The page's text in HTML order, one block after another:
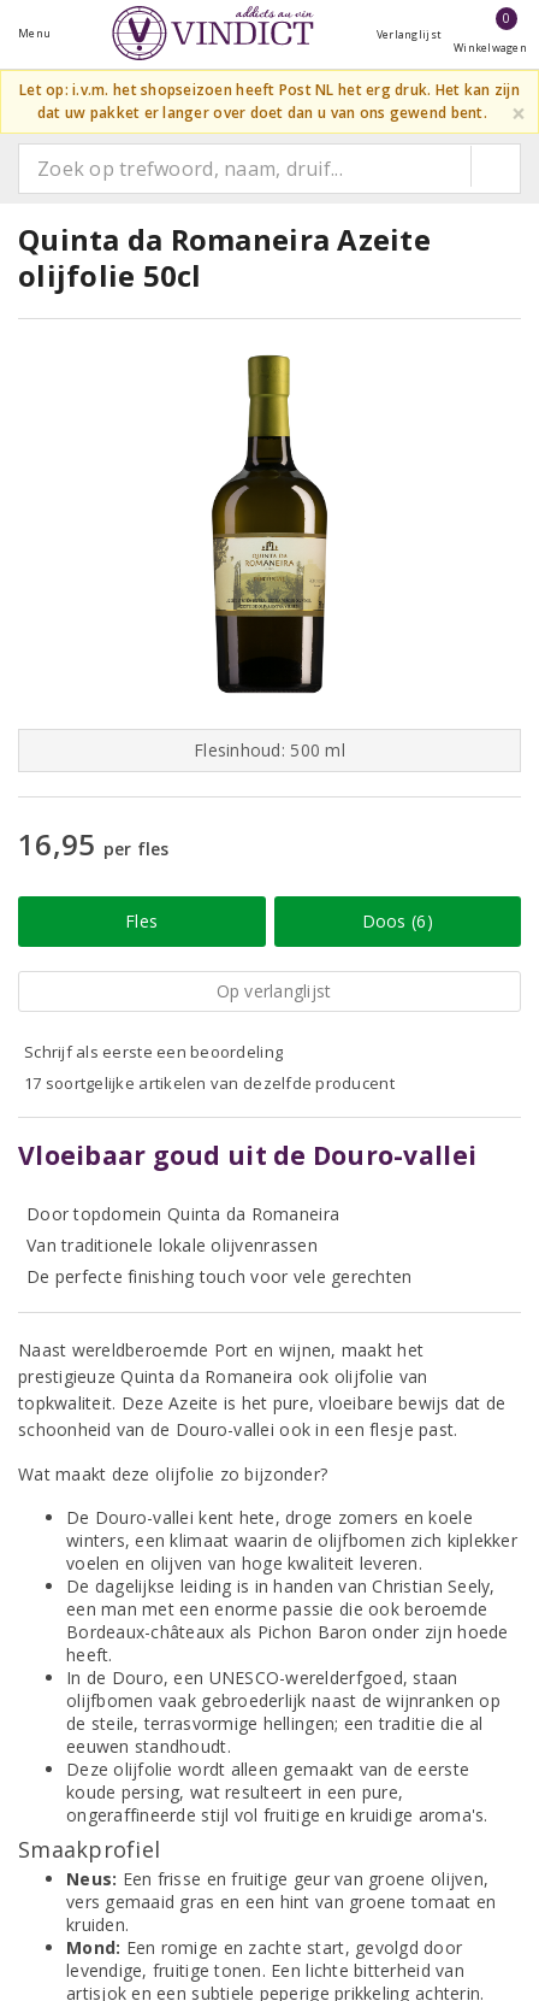
Menu Verlanglijst
0
Winkelwagen
Let op: i.v.m. het shopseizoen heeft Post NL het erg druk. Het kan zijn
dat uw pakket er langer over doet dan u van ons gewend bent.
×
Quinta da Romaneira Azeite
olijfolie 50cl
Flesinhoud: 500 ml
16,95 per fles
Fles Doos (6)
Op verlanglijst
Schrijf als eerste een beoordeling
17 soortgelijke artikelen van dezelfde producent
Vloeibaar goud uit de Douro-vallei
Door topdomein Quinta da Romaneira
Van traditionele lokale olijvenrassen
De perfecte finishing touch voor vele gerechten
Naast wereldberoemde Port en wijnen, maakt het
prestigieuze Quinta da Romaneira ook olijfolie van
topkwaliteit. Deze Azeite is het pure, vloeibare bewijs dat de
schoonheid van de Douro-vallei ook in een flesje past.
Wat maakt deze olijfolie zo bijzonder?
De Douro-vallei kent hete, droge zomers en koele
winters, een klimaat waarin de olijfbomen zich kiplekker
voelen en olijven van hoge kwaliteit leveren.
De dagelijkse leiding is in handen van Christian Seely,
een man met een enorme passie die ook beroemde
Bordeaux-châteaux als Pichon Baron onder zijn hoede
heeft.
In de Douro, een UNESCO-werelderfgoed, staan
olijfbomen vaak gebroederlijk naast de wijnranken op
de steile, terrasvormige hellingen; een traditie die al
eeuwen standhoudt.
Deze olijfolie wordt alleen gemaakt van de eerste
koude persing, wat resulteert in een pure,
ongeraffineerde stijl vol fruitige en kruidige aroma's.
Smaakprofiel
Neus: Een frisse en fruitige geur van groene olijven,
vers gemaaid gras en een hint van groene tomaat en
kruiden.
Mond: Een romige en zachte start, gevolgd door
levendige, fruitige tonen. Een lichte bitterheid van
artisjok en een subtiele peperige prikkeling achterin.